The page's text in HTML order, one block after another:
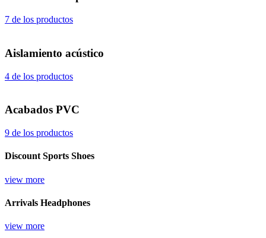
7 de los productos
Aislamiento acústico
4 de los productos
Acabados PVC
9 de los productos
Discount Sports Shoes
view more
Arrivals Headphones
view more